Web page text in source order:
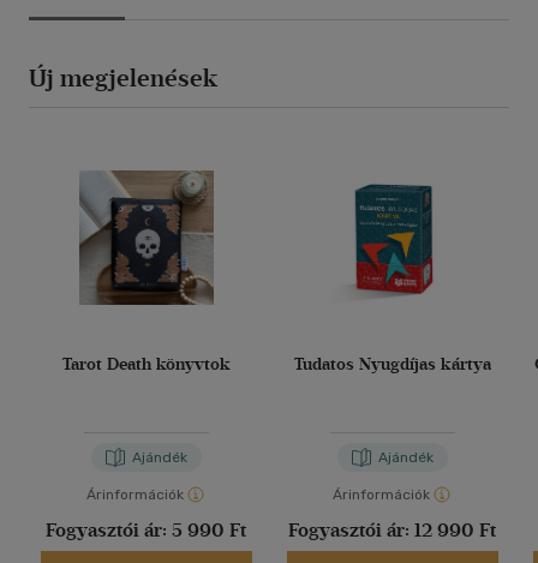
Új megjelenések
Tarot Death könyvtok
Ajándék
Árinformációk
Fogyasztói ár: 5 990 Ft
Tudatos Nyugdíjas kártya
Ajándék
Árinformációk
Fogyasztói ár: 12 990 Ft